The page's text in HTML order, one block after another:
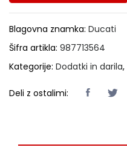
Blagovna znamka: Ducati
Šifra artikla: 987713564
Kategorije: Dodatki in darila,
Deli z ostalimi: